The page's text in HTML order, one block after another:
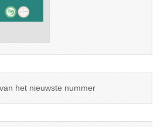
het nieuwste nummer